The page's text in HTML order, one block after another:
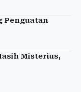
Penguatan
Misterius,